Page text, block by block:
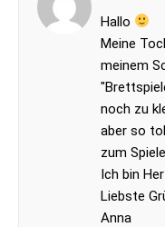
Hallo
Meine
meinem
noch zu
aber so
zum
Ich bin
Liebste
Anna